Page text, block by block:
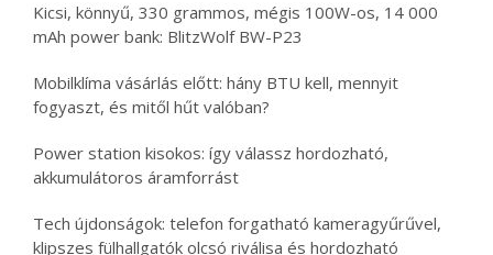
Kicsi, könnyű, 330 grammos, mégis 100W-os, 14 000
mAh power bank: BlitzWolf BW-P23
Mobilklíma vásárlás előtt: hány BTU kell, mennyit
fogyaszt, és mitől hűt valóban?
Power station kisokos: így válassz hordozható,
akkumulátoros áramforrást
Tech újdonságok: telefon forgatható kameragyűrűvel,
klipszes fülhallgatók olcsó riválisa és hordozható